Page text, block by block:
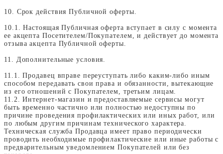
10. Срок действия Публичной оферты.
10.1. Настоящая Публичная оферта вступает в силу с момента
ее акцепта Посетителем/Покупателем, и действует до момента
отзыва акцепта Публичной оферты.
11. Дополнительные условия.
11.1. Продавец вправе переуступать либо каким-либо иным
способом передавать свои права и обязанности, вытекающие
из его отношений с Покупателем, третьим лицам.
11.2. Интернет-магазин и предоставляемые сервисы могут
быть временно частично или полностью недоступны по
причине проведения профилактических или иных работ, или
по любым другим причинам технического характера.
Техническая служба Продавца имеет право периодически
проводить необходимые профилактические или иные работы с
предварительным уведомлением Покупателей или без